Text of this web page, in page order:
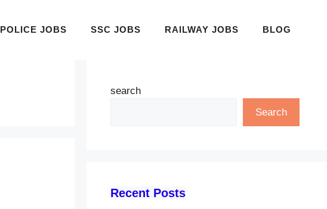
POLICE JOBS SSC JOBS RAILWAY JOBS BLOG
search
Search
Recent Posts